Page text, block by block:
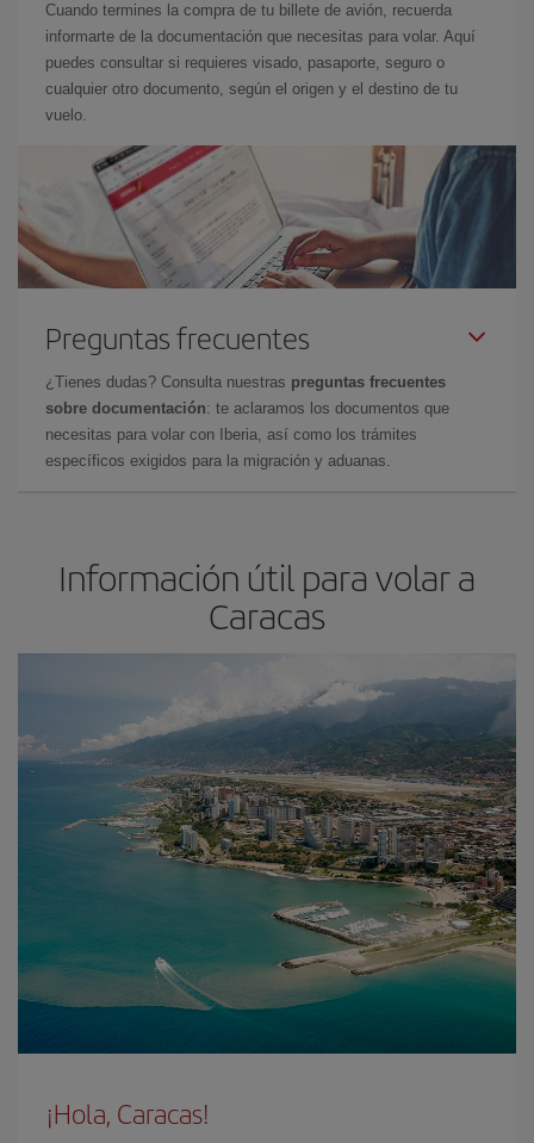
Cuando termines la compra de tu billete de avión, recuerda
informarte de la documentación que necesitas para volar. Aquí
puedes consultar si requieres visado, pasaporte, seguro o
cualquier otro documento, según el origen y el destino de tu
vuelo.
Preguntas frecuentes
¿Tienes dudas? Consulta nuestras preguntas frecuentes
sobre documentación: te aclaramos los documentos que
necesitas para volar con Iberia, así como los trámites
específicos exigidos para la migración y aduanas.
Información útil para volar a
Caracas
¡Hola, Caracas!